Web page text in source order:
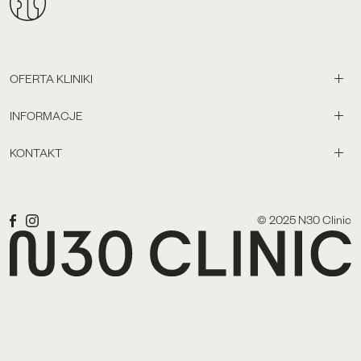
OFERTA KLINIKI
INFORMACJE
KONTAKT
© 2025 N30 Clinic